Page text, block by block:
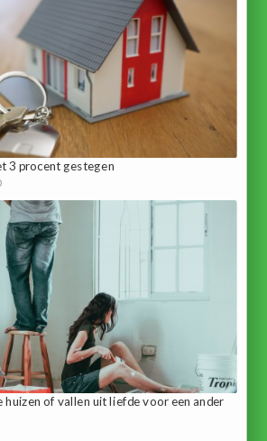
3 procent gestegen
huizen of vallen uit liefde voor een ander